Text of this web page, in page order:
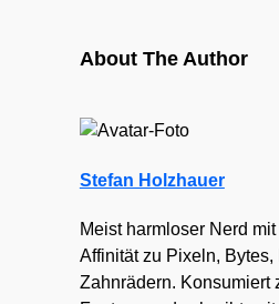
About The Author
Stefan Holzhauer
Meist harmloser Nerd
Affinität zu Pixeln, Bytes,
Zahnrädern. Konsumiert